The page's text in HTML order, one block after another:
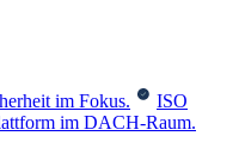
im Fokus.
ISO
im DACH-Raum.